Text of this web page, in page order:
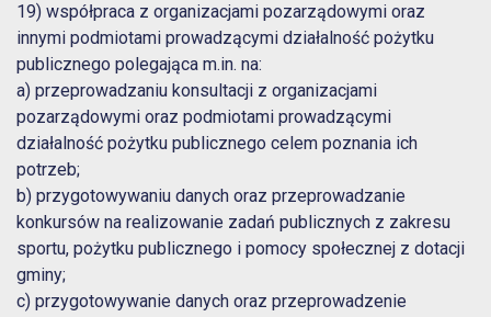
19) współpraca z organizacjami pozarządowymi oraz
innymi podmiotami prowadzącymi działalność pożytku
publicznego polegająca m.in. na:
a) przeprowadzaniu konsultacji z organizacjami
pozarządowymi oraz podmiotami prowadzącymi
działalność pożytku publicznego celem poznania ich
potrzeb;
b) przygotowywaniu danych oraz przeprowadzanie
konkursów na realizowanie zadań publicznych z zakresu
sportu, pożytku publicznego i pomocy społecznej z dotacji
gminy;
c) przygotowywanie danych oraz przeprowadzenie